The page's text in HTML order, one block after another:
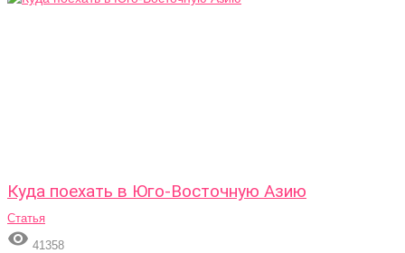
Куда поехать в Юго-Восточную Азию
Статья
 41358